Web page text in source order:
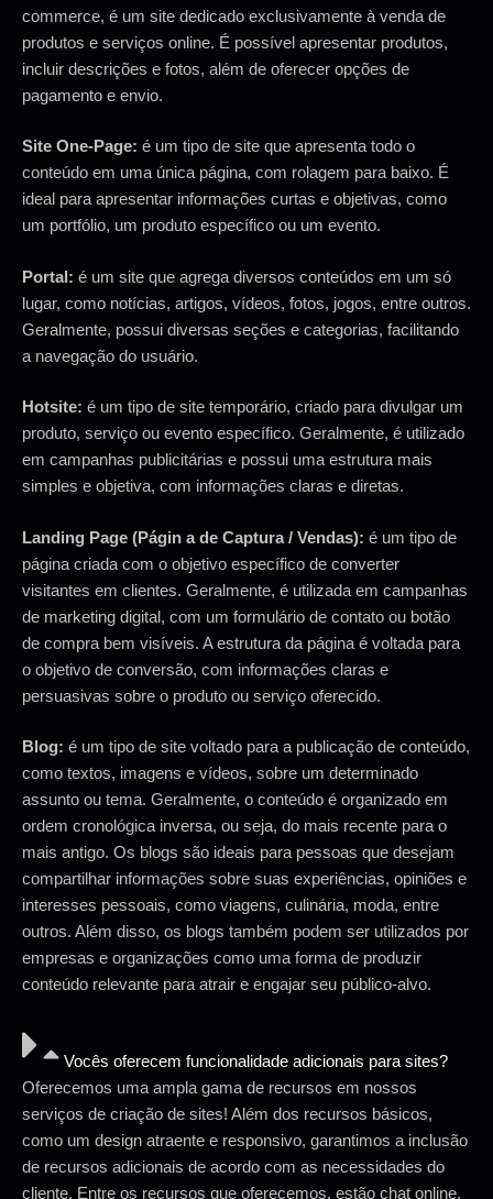
commerce, é um site dedicado exclusivamente à venda de
produtos e serviços online. É possível apresentar produtos,
incluir descrições e fotos, além de oferecer opções de
pagamento e envio.
Site One-Page: é um tipo de site que apresenta todo o
conteúdo em uma única página, com rolagem para baixo. É
ideal para apresentar informações curtas e objetivas, como
um portfólio, um produto específico ou um evento.
Portal: é um site que agrega diversos conteúdos em um só
lugar, como notícias, artigos, vídeos, fotos, jogos, entre outros.
Geralmente, possui diversas seções e categorias, facilitando
a navegação do usuário.
Hotsite: é um tipo de site temporário, criado para divulgar um
produto, serviço ou evento específico. Geralmente, é utilizado
em campanhas publicitárias e possui uma estrutura mais
simples e objetiva, com informações claras e diretas.
Landing Page (Págin a de Captura / Vendas): é um tipo de
página criada com o objetivo específico de converter
visitantes em clientes. Geralmente, é utilizada em campanhas
de marketing digital, com um formulário de contato ou botão
de compra bem visíveis. A estrutura da página é voltada para
o objetivo de conversão, com informações claras e
persuasivas sobre o produto ou serviço oferecido.
Blog: é um tipo de site voltado para a publicação de conteúdo,
como textos, imagens e vídeos, sobre um determinado
assunto ou tema. Geralmente, o conteúdo é organizado em
ordem cronológica inversa, ou seja, do mais recente para o
mais antigo. Os blogs são ideais para pessoas que desejam
compartilhar informações sobre suas experiências, opiniões e
interesses pessoais, como viagens, culinária, moda, entre
outros. Além disso, os blogs também podem ser utilizados por
empresas e organizações como uma forma de produzir
conteúdo relevante para atrair e engajar seu público-alvo.
Vocês oferecem funcionalidade adicionais para sites?
Oferecemos uma ampla gama de recursos em nossos
serviços de criação de sites! Além dos recursos básicos,
como um design atraente e responsivo, garantimos a inclusão
de recursos adicionais de acordo com as necessidades do
cliente. Entre os recursos que oferecemos, estão chat online,